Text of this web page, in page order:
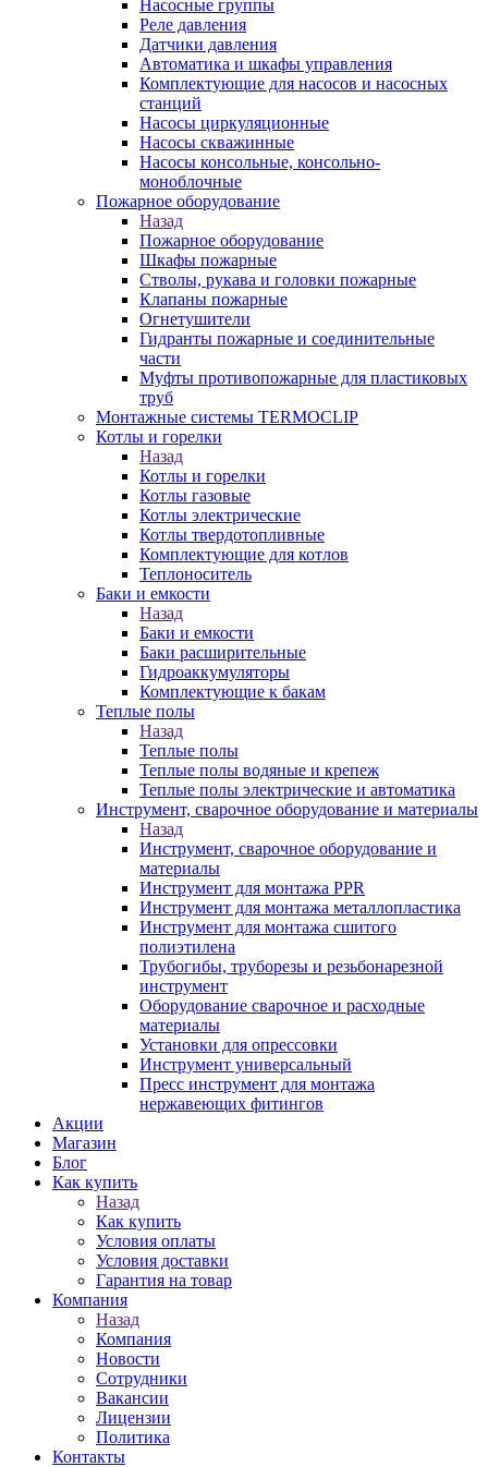
Насосные группы
Реле давления
Датчики давления
Автоматика и шкафы управления
Комплектующие для насосов и насосных
станций
Насосы циркуляционные
Насосы скважинные
Насосы консольные, консольно-
моноблочные
Пожарное оборудование
Назад
Пожарное оборудование
Шкафы пожарные
Стволы, рукава и головки пожарные
Клапаны пожарные
Огнетушители
Гидранты пожарные и соединительные
части
Муфты противопожарные для пластиковых
труб
Монтажные системы TERMOCLIP
Котлы и горелки
Назад
Котлы и горелки
Котлы газовые
Котлы электрические
Котлы твердотопливные
Комплектующие для котлов
Теплоноситель
Баки и емкости
Назад
Баки и емкости
Баки расширительные
Гидроаккумуляторы
Комплектующие к бакам
Теплые полы
Назад
Теплые полы
Теплые полы водяные и крепеж
Теплые полы электрические и автоматика
Инструмент, сварочное оборудование и материалы
Назад
Инструмент, сварочное оборудование и
материалы
Инструмент для монтажа PPR
Инструмент для монтажа металлопластика
Инструмент для монтажа сшитого
полиэтилена
Трубогибы, труборезы и резьбонарезной
инструмент
Оборудование сварочное и расходные
материалы
Установки для опрессовки
Инструмент универсальный
Пресс инструмент для монтажа
нержавеющих фитингов
Акции
Магазин
Блог
Как купить
Назад
Как купить
Условия оплаты
Условия доставки
Гарантия на товар
Компания
Назад
Компания
Новости
Сотрудники
Вакансии
Лицензии
Политика
Контакты